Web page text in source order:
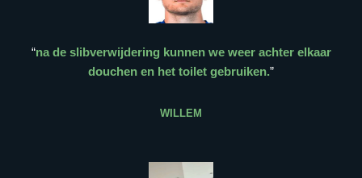
“na de slibverwijdering kunnen we weer achter elkaar
douchen en het toilet gebruiken.”
WILLEM